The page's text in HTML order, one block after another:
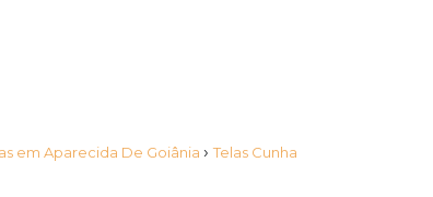
em Aparecida De Goiânia › Telas Cunha